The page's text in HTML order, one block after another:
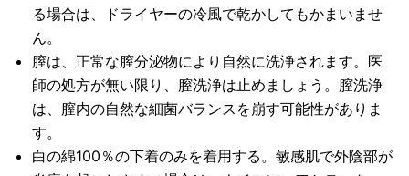
る場合は、ドライヤーの冷風で乾かしてもかまいませ
ん。
膣は、正常な膣分泌物により自然に洗浄されます。医
師の処方が無い限り、膣洗浄は止めましょう。膣洗浄
は、膣内の自然な細菌バランスを崩す可能性がありま
す。
白の綿100％の下着のみを着用する。敏感肌で外陰部が